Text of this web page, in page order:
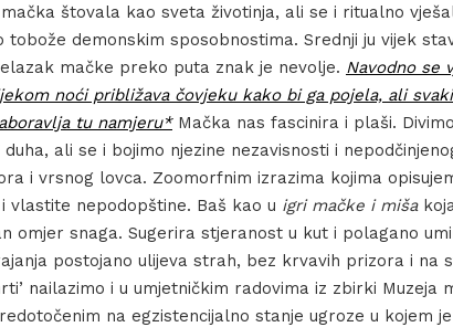
štovala kao sveta životinja, ali se i ritualno
tobože demonskim sposobnostima. Srednji ju vijek
mačke preko puta znak je nevolje. Navodno se
noći približava čovjeku kako bi ga pojela, ali
tu namjeru*Mačka nas fascinira i plaši.
ali se i bojimo njezine nezavisnosti i
i vrsnog lovca. Zoomorfnim izrazima kojima
vlastite nepodopštine. Baš kao u igri mačke i miša
omjer snaga. Sugerira stjeranost u kut i polagano
postojano ulijeva strah, bez krvavih prizora i na
nailazimo i u umjetničkim radovima iz zbirki Muzeja
na egzistencijalno stanje ugroze u kojem